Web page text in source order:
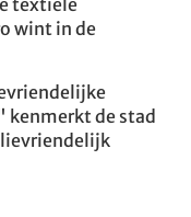
textiele
wint in de
de stad